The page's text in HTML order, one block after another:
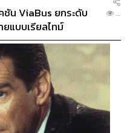
น ViaBus ยกระดับ
แบบเรียลไทม์
...